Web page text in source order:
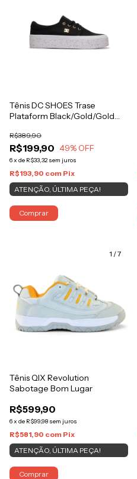
Tênis DC SHOES Trase
Plataform Black/Gold/Gold
R$199,90
R$389,90
49% OFF
6x de R$33,32 sem juros
R$193,90 com Pix
ATENÇÃO, ÚLTIMA PEÇA!
Comprar
1 /7
Tênis QIX Revolution
Sabotage Bom Lugar
R$599,90
6x de R$99,98 sem juros
R$581,90 com Pix
ATENÇÃO, ÚLTIMA PEÇA!
Comprar